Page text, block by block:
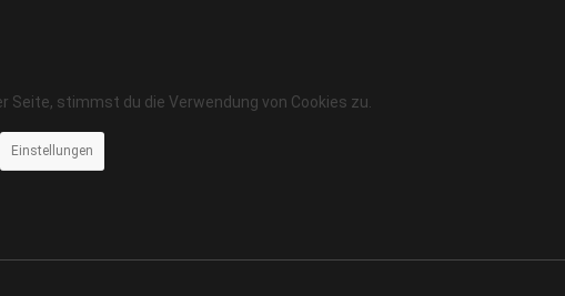
stimmst du die Verwendung von Cookies zu.
Einstellungen